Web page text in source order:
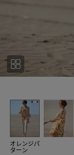
オレンジパ
ターン